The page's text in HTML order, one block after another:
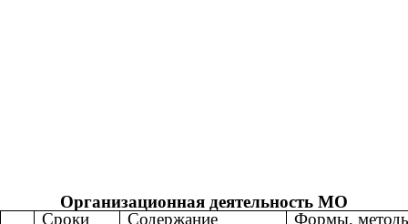
Организационная деятельность МО
Сроки
Содержание Формы,